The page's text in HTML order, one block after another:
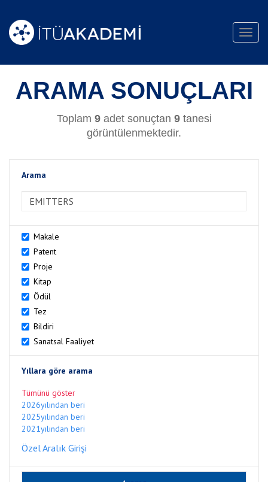
ARAMA SONUÇLARI
Toplam 9adet sonuçtan 9tanesi
görüntülenmektedir.
Arama
Makale
Patent
Proje
Kitap
Ödül
Tez
Bildiri
Sanatsal Faaliyet
Yıllara göre arama
Tümünü göster
2026yılından beri
2025yılından beri
2021yılından beri
Özel Aralık Girişi